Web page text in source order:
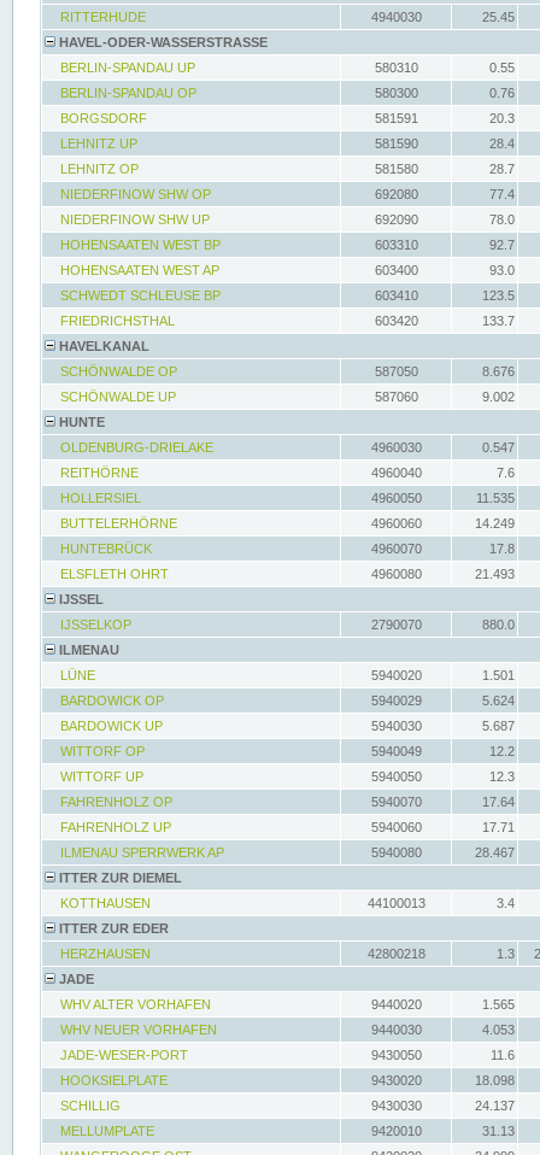
RITTERHUDE
4940030
25.45
HAVEL-ODER-WASSERSTRASSE
BERLIN-SPANDAU UP
580310
0.55
BERLIN-SPANDAU OP
580300
0.76
BORGSDORF
581591
20.3
LEHNITZ UP
581590
28.4
LEHNITZ OP
581580
28.7
NIEDERFINOW SHW OP
692080
77.4
NIEDERFINOW SHW UP
692090
78.0
HOHENSAATEN WEST BP
603310
92.7
HOHENSAATEN WEST AP
603400
93.0
SCHWEDT SCHLEUSE BP
603410
123.5
FRIEDRICHSTHAL
603420
133.7
HAVELKANAL
SCHÖNWALDE OP
587050
8.676
SCHÖNWALDE UP
587060
9.002
HUNTE
OLDENBURG-DRIELAKE
4960030
0.547
REITHÖRNE
4960040
7.6
HOLLERSIEL
4960050
11.535
BUTTELERHÖRNE
4960060
14.249
HUNTEBRÜCK
4960070
17.8
ELSFLETH OHRT
4960080
21.493
IJSSEL
IJSSELKOP
2790070
880.0
ILMENAU
LÜNE
5940020
1.501
BARDOWICK OP
5940029
5.624
BARDOWICK UP
5940030
5.687
WITTORF OP
5940049
12.2
WITTORF UP
5940050
12.3
FAHRENHOLZ OP
5940070
17.64
FAHRENHOLZ UP
5940060
17.71
ILMENAU SPERRWERK AP
5940080
28.467
ITTER ZUR DIEMEL
KOTTHAUSEN
44100013
3.4
ITTER ZUR EDER
HERZHAUSEN
42800218 1.3
JADE
WHV ALTER VORHAFEN
9440020
1.565
WHV NEUER VORHAFEN
9440030
4.053
JADE-WESER-PORT
9430050
11.6
HOOKSIELPLATE
9430020
18.098
SCHILLIG
9430030
24.137
MELLUMPLATE
9420010
31.13